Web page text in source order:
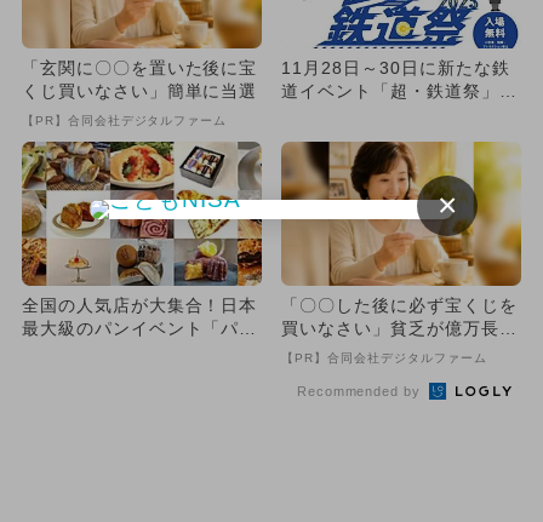
「玄関に〇〇を置いた後に宝
くじ買いなさい」簡単に当選
【PR】合同会社デジタルファーム
11月28日～30日に新たな鉄
道イベント「超・鉄道祭」が
全国の人気店が大集合！日本
最大級のパンイベント「パン
「〇〇した後に必ず宝くじを
買いなさい」貧乏が億万長者
に
【PR】合同会社デジタルファーム
Recommended by
×